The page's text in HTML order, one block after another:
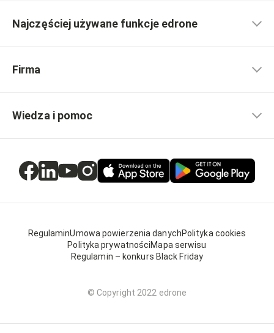
Najczęściej używane funkcje edrone
Firma
Wiedza i pomoc
RegulaminUmowa powierzenia danychPolityka cookies
Polityka prywatnościMapa serwisu
Regulamin – konkurs Black Friday
© Copyright 2022 edrone